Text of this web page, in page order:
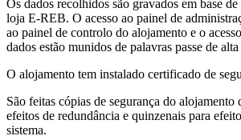
Os dados recolhidos são gravados em base
loja E-REB. O acesso ao painel de
ao painel de controlo do alojamento e o
dados estão munidos de palavras passe de
O alojamento tem instalado certificado de
São feitas cópias de segurança do alojamento
efeitos de redundância e quinzenais para
sistema.